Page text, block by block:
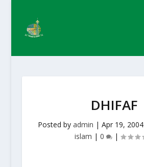
DHIFAF
Posted byadmin |Apr 19, 2004
islam | 0 |